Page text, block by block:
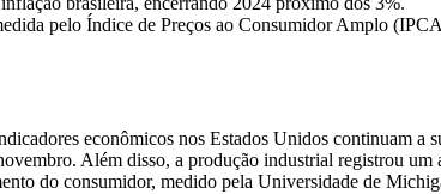
pelo Índice de Preços ao Consumidor Amplo
econômicos nos Estados Unidos continuam a
Além disso, a produção industrial registrou
do consumidor, medido pela Universidade de